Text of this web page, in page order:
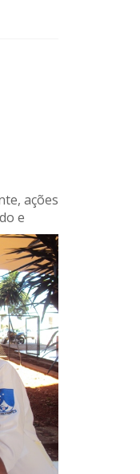
ações
e